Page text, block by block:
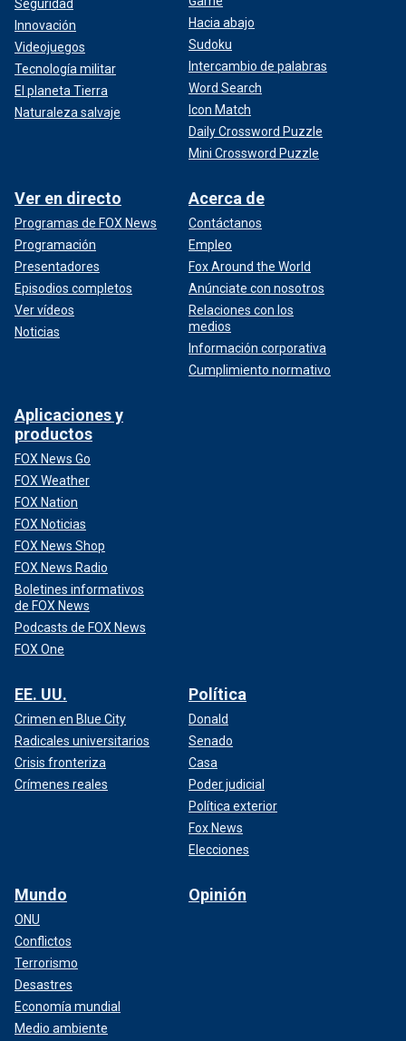
Seguridad
Innovación
Videojuegos
Tecnología militar
El planeta Tierra
Naturaleza salvaje
Hacia abajo
Sudoku
Intercambio de palabras
Word Search
Icon Match
Daily Crossword Puzzle
Mini Crossword Puzzle
Ver en directo
Programas de FOX News
Programación
Presentadores
Episodios completos
Ver vídeos
Noticias
Acerca de
Contáctanos
Empleo
Fox Around the World
Anúnciate con nosotros
Relaciones con los
medios
Información corporativa
Cumplimiento normativo
Aplicaciones y
productos
FOX News Go
FOX Weather
FOX Nation
FOX Noticias
FOX News Shop
FOX News Radio
Boletines informativos
de FOX News
Podcasts de FOX News
FOX One
EE. UU.
Crimen en Blue City
Radicales universitarios
Crisis fronteriza
Crímenes reales
Política
Donald
Senado
Casa
Poder judicial
Política exterior
Fox News
Elecciones
Mundo
ONU
Conflictos
Terrorismo
Desastres
Economía mundial
Medio ambiente
Opinión